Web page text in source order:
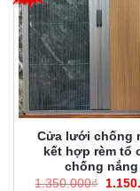
Cửa lưới chống
kết hợp rèm tổ
chống nắng
1.350.000₫
Giá